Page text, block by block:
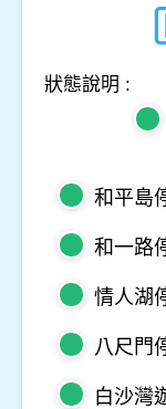
狀態說明 :
和平島
和一路
情人湖
八尺門
白沙灣